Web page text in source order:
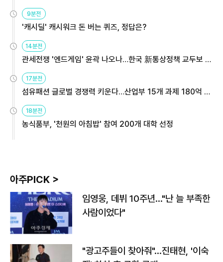
9분전
'캐시딜' 캐시워크 돈 버는 퀴즈, 정답은?
14분전
관세전쟁 '엔드게임' 윤곽 나오나…한국 新통상정책 교두보 활
용해야
17분전
섬유패션 글로벌 경쟁력 키운다…산업부 15개 과제 180억 지
원
18분전
농식품부, '천원의 아침밥' 참여 200개 대학 선정
아주PICK >
임영웅, 데뷔 10주년…"난 늘 부족한
사람이었다"
"광고주들이 찾아줘"…진태현, '이숙